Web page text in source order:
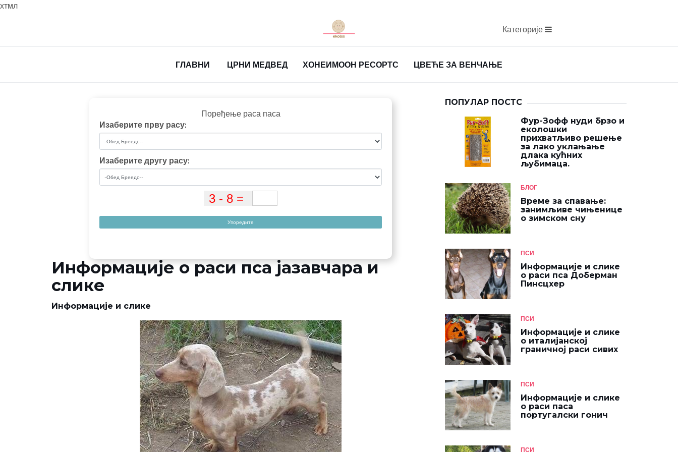
хтмл
Категорије
ГЛАВНИ ЦРНИ МЕДВЕД ХОНЕИМООН РЕСОРТС ЦВЕЋЕ ЗА ВЕНЧАЊЕ
Поређење раса паса
Изаберите прву расу:
Изаберите другу расу:
Упоредите
Информације о раси пса јазавчара и
слике
Информације и слике
ПОПУЛАР ПОСТС
Фур-Зофф нуди брзо и
еколошки
прихватљиво решење
за лако уклањање
длака кућних
љубимаца.
БЛОГ
Време за спавање:
занимљиве чињенице
о зимском сну
ПСИ
Информације и слике
о раси пса Доберман
Пинсцхер
ПСИ
Информације и слике
о италијанској
граничној раси сивих
ПСИ
Информације и слике
о раси паса
португалски гонич
ПСИ